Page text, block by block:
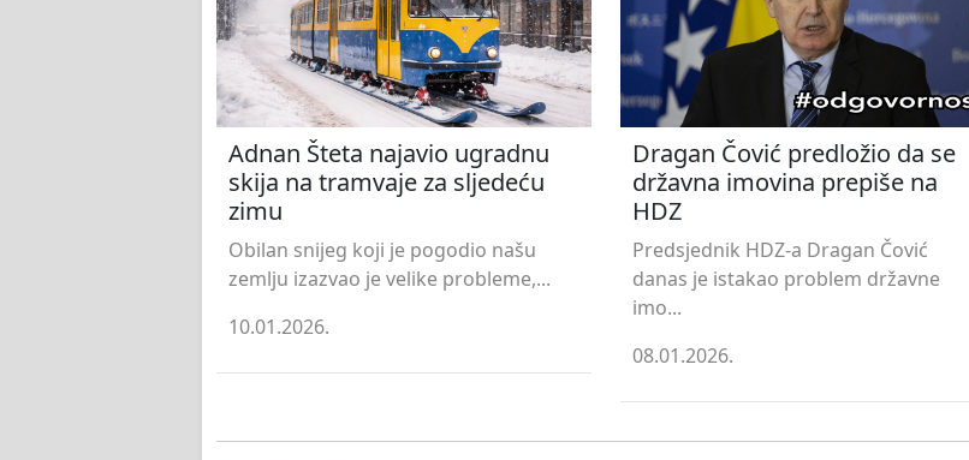
Adnan Šteta najavio ugradnu
skija na tramvaje za sljedeću
zimu
Obilan snijeg koji je pogodio našu
zemlju izazvao je velike probleme,...
10.01.2026.
Dragan Čović predložio da se
državna imovina prepiše na
HDZ
Predsjednik HDZ-a Dragan Čović
danas je istakao problem državne
imo...
08.01.2026.